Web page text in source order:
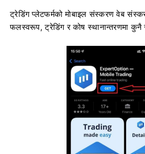
ट्रेडिंग प्लेटफर्मको मोबाइल संस्करण वेब
फलस्वरूप, ट्रेडिंग र कोष स्थानान्तरणमा कुनै